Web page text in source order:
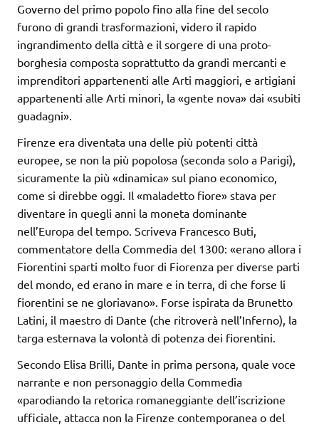
Governo del primo popolo fino alla fine del secolo
furono di grandi trasformazioni, videro il rapido
ingrandimento della città e il sorgere di una proto-
borghesia composta soprattutto da grandi mercanti e
imprenditori appartenenti alle Arti maggiori, e artigiani
appartenenti alle Arti minori, la «gente nova» dai «subiti
guadagni».
Firenze era diventata una delle più potenti città
europee, se non la più popolosa (seconda solo a Parigi),
sicuramente la più «dinamica» sul piano economico,
come si direbbe oggi. Il «maladetto fiore» stava per
diventare in quegli anni la moneta dominante
nell’Europa del tempo. Scriveva Francesco Buti,
commentatore della Commedia del 1300: «erano allora i
Fiorentini sparti molto fuor di Fiorenza per diverse parti
del mondo, ed erano in mare e in terra, di che forse li
fiorentini se ne gloriavano». Forse ispirata da Brunetto
Latini, il maestro di Dante (che ritroverà nell’Inferno), la
targa esternava la volontà di potenza dei fiorentini.
Secondo Elisa Brilli, Dante in prima persona, quale voce
narrante e non personaggio della Commedia
«parodiando la retorica romaneggiante dell’iscrizione
ufficiale, attacca non la Firenze contemporanea o del